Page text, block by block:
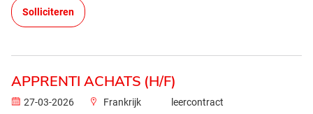
Solliciteren
APPRENTI ACHATS (H/F)
27-03-2026 Frankrijk leercontract